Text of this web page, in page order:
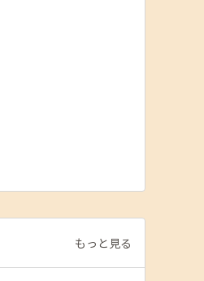
もっと見る